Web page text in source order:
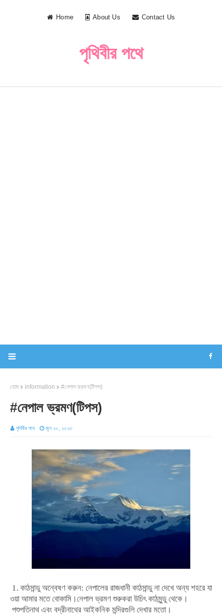
Home About Us Contact Us
পৃথিবীর পথে
হোম information #নেপাল ভ্রমণ(টিপস)
#নেপাল ভ্রমণ(টিপস)
পৃথিবীর পথে জুন ২০, ২০২৩
1. কাঠমান্ডু অন্বেষণ করুন: নেপালের রাজধানী কাঠমান্ডু না দেখে অন্য শহরে যা
ওয়া আমার মতে বোকামি।নেপাল ভ্রমণ শুরুকরা উচিৎ কাঠমুন্ডু থেকে।
পশুপতিনাথ এবং বদ্রীনাথের আইকনিক মন্দিরগুলি দেখার মতো।